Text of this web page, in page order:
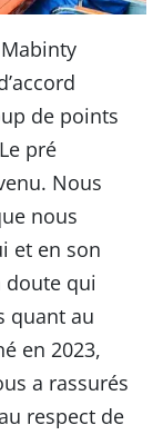
de points
pré
Nous
nous
et en son
doute qui
quant au
en 2023,
a rassurés
respect de